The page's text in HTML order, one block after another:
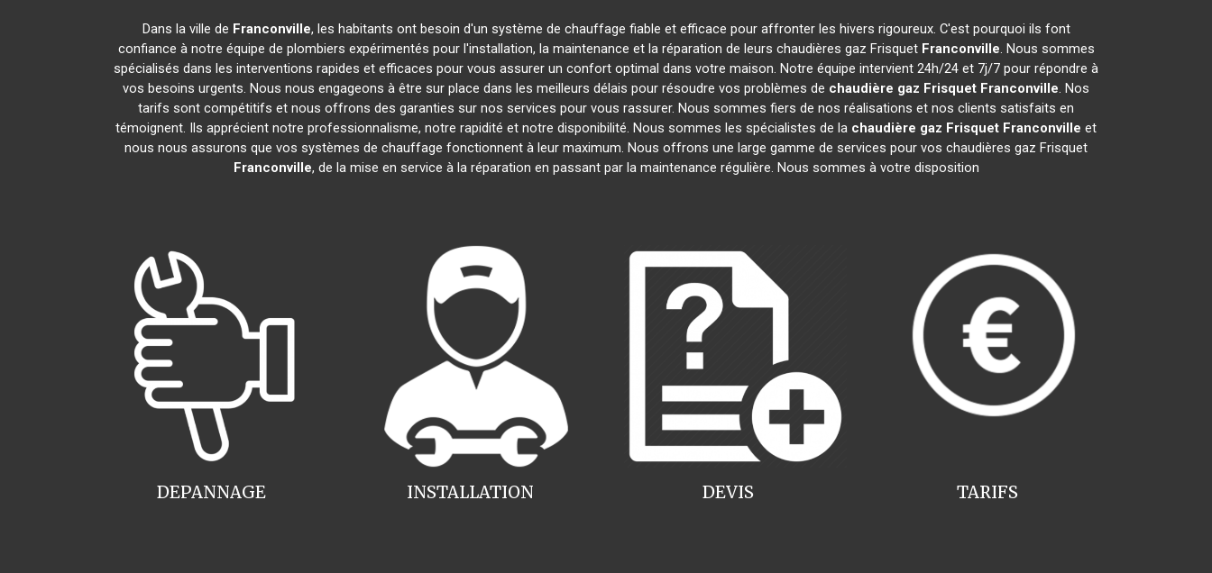
Dans la ville de Franconville, les habitants ont besoin d'un système de chauffage fiable et efficace pour affronter les hivers rigoureux. C'est pourquoi ils font
confiance à notre équipe de plombiers expérimentés pour l'installation, la maintenance et la réparation de leurs chaudières gaz Frisquet Franconville. Nous sommes
spécialisés dans les interventions rapides et efficaces pour vous assurer un confort optimal dans votre maison. Notre équipe intervient 24h/24 et 7j/7 pour répondre à
vos besoins urgents. Nous nous engageons à être sur place dans les meilleurs délais pour résoudre vos problèmes de chaudière gaz Frisquet Franconville. Nos
tarifs sont compétitifs et nous offrons des garanties sur nos services pour vous rassurer. Nous sommes fiers de nos réalisations et nos clients satisfaits en
témoignent. Ils apprécient notre professionnalisme, notre rapidité et notre disponibilité. Nous sommes les spécialistes de la chaudière gaz Frisquet Franconville et
nous nous assurons que vos systèmes de chauffage fonctionnent à leur maximum. Nous offrons une large gamme de services pour vos chaudières gaz Frisquet
Franconville, de la mise en service à la réparation en passant par la maintenance régulière. Nous sommes à votre disposition
INSTALLATION
DEPANNAGE TARIFS
DEVIS